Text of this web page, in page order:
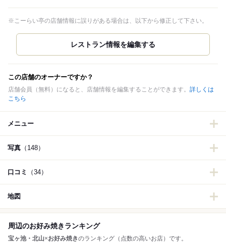
※こーらい亭の店舗情報に誤りがある場合は、以下から修正して下さい。
この店舗のオーナーですか？
店舗会員（無料）になると、店舗情報を編集することができます。 詳しくは
こちら
メニュー
写真 （148）
口コミ （34）
地図
周辺のお好み焼きランキング
宝ヶ池・北山×お好み焼きのランキング（点数の高いお店）です。